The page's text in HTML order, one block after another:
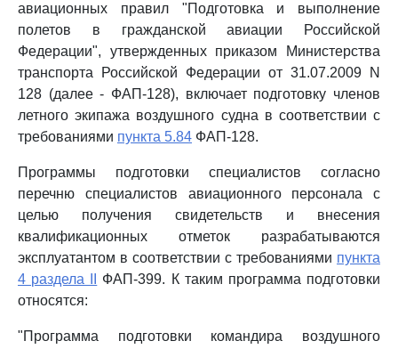
авиационных правил "Подготовка и выполнение
полетов в гражданской авиации Российской
Федерации", утвержденных приказом Министерства
транспорта Российской Федерации от 31.07.2009 N
128 (далее - ФАП-128), включает подготовку членов
летного экипажа воздушного судна в соответствии с
требованиями пункта 5.84 ФАП-128.
Программы подготовки специалистов согласно
перечню специалистов авиационного персонала с
целью получения свидетельств и внесения
квалификационных отметок разрабатываются
эксплуатантом в соответствии с требованиями пункта
4 раздела II
ФАП-399. К таким программа подготовки
относятся:
"Программа подготовки командира воздушного